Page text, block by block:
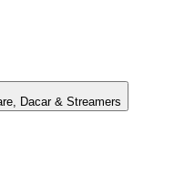
Dacar & Streamers